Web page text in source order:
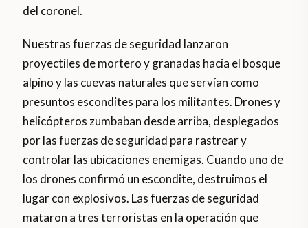
del coronel.
Nuestras fuerzas de seguridad lanzaron
proyectiles de mortero y granadas hacia el bosque
alpino y las cuevas naturales que servían como
presuntos escondites para los militantes. Drones y
helicópteros zumbaban desde arriba, desplegados
por las fuerzas de seguridad para rastrear y
controlar las ubicaciones enemigas. Cuando uno de
los drones confirmó un escondite, destruimos el
lugar con explosivos. Las fuerzas de seguridad
mataron a tres terroristas en la operación que